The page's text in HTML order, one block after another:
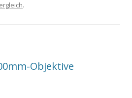
.
Objektive